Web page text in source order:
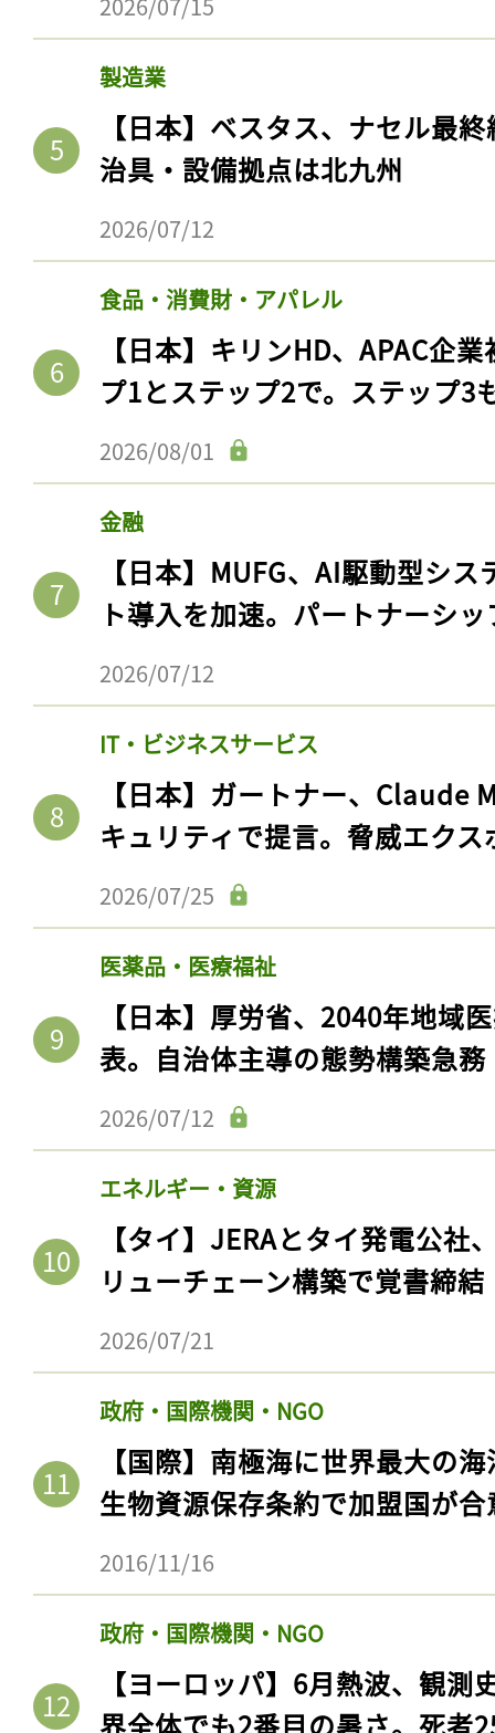
2026/07/15
製造業
【日本】ベスタス、ナセル最
治具・設備拠点は北九州
2026/07/12
食品・消費財・アパレル
【日本】キリンHD、APAC企
プ1とステップ2で。ステップ3
2026/08/01
金融
【日本】MUFG、AI駆動型シ
ト導入を加速。パートナーシ
2026/07/12
IT・ビジネスサービス
【日本】ガートナー、Claude
キュリティで提言。脅威エク
2026/07/25
医薬品・医療福祉
【日本】厚労省、2040年地域
表。自治体主導の態勢構築急務
2026/07/12
エネルギー・資源
【タイ】JERAとタイ発電公社
リューチェーン構築で覚書締結
2026/07/21
政府・国際機関・NGO
【国際】南極海に世界最大の
生物資源保存条約で加盟国が合
2016/11/16
政府・国際機関・NGO
【ヨーロッパ】6月熱波、観
界全体でも2番目の暑さ。死者
記事をお気に入りに
ログインが必
ログイン